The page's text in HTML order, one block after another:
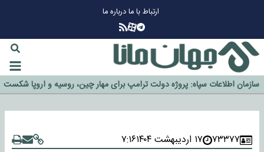
ارتباط با مادرباره ما
چرا طلا دوباره افزایشی شد؟
گزینه جدایی اوسمار روی میز مدیران پرسپولیس
آیا رئیس جمهور آمریکا قانون را دور می‌زند؟
اخراج رسمی چهره نامدار از پرسپولیس
خورد ۷۳۳۷۷ ۱۷ اردیبهشت ۱۴۰۴
۷:۱۶